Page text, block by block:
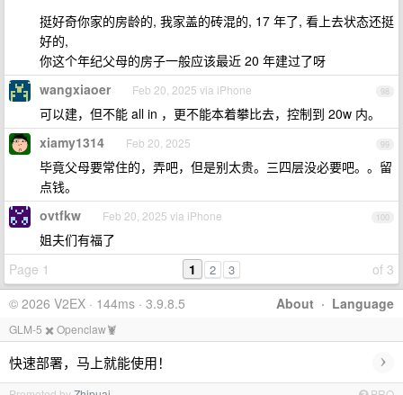
挺好奇你家的房龄的, 我家盖的砖混的, 17 年了, 看上去状态还挺
好的,
你这个年纪父母的房子一般应该最近 20 年建过了呀
98
wangxiaoer Feb 20, 2025 via iPhone
可以建，但不能 all in ，更不能本着攀比去，控制到 20w 内。
99
xiamy1314 Feb 20, 2025
毕竟父母要常住的，弄吧，但是别太贵。三四层没必要吧。。留
点钱。
100
ovtfkw Feb 20, 2025 via iPhone
姐夫们有福了
Page 1
of 3
1 2 3
About · Language
© 2026 V2EX · 144ms · 3.9.8.5
GLM-5 ✖️ Openclaw🦞
快速部署，马上就能使用！ ›